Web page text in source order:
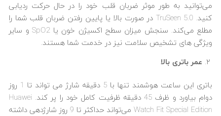
می‌توانید به طور موثر ضربان قلب خود را در حال حرکت ردیابی
کنید. TruSeen 5.0 در صورت بالا یا پایین رفتن ضربان قلب شما را
مطلع می‌کند. سنجش میزان سطح اکسیژن خون یا SpO2 و سایر
ویژگی های تشخیص سلامت نیز در خدمت شما هستند.
عمر باتری بالا
باتری این ساعت هوشمند تنها با 5 دقیقه شارژ می تواند تا 1 روز
دوام بیاورد و ظرف 45 دقیقه ظرفیت کامل خود را پر کند. Huawei
Watch Fit Special Edition می‌تواند حداکثر تا 9 روز شارژدهی داشته